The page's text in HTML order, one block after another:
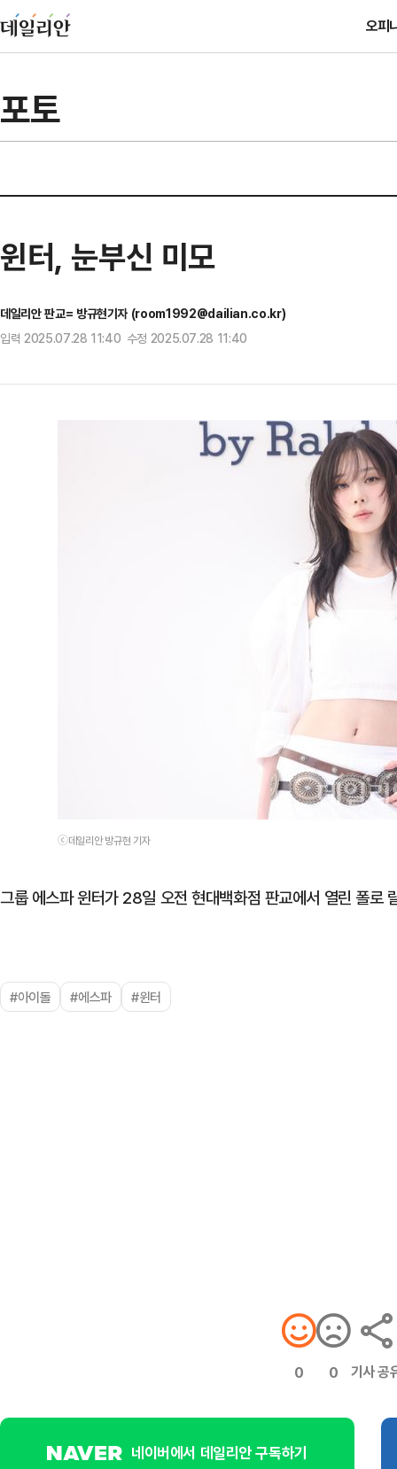
오피
포토
윈터, 눈부신 미모
데일리안 판교= 방규현기자 (room1992@dailian.co.kr)
입력 2025.07.28 11:40 수정 2025.07.28 11:40
ⓒ데일리안 방규현 기자
그룹 에스파 윈터가 28일 오전 현대백화점 판교에서 열린 폴로
#아이돌 #에스파 #윈터
0 0 기사 공
네이버에서 데일리안 구독하기